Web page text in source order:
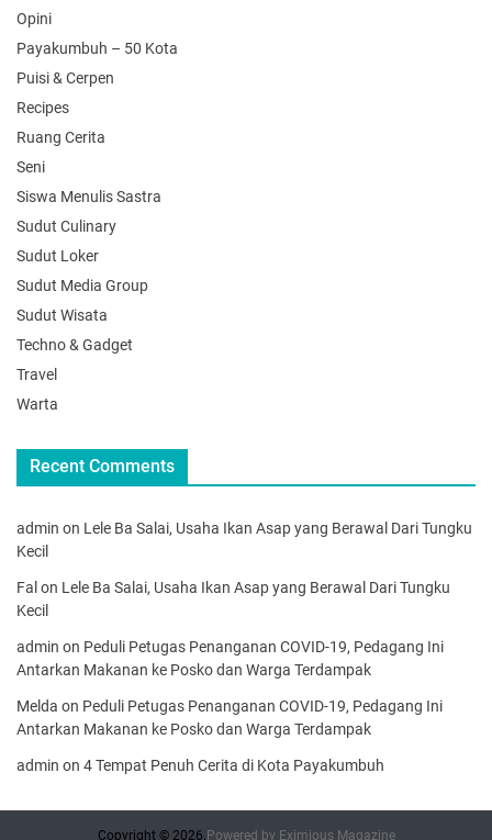
Opini
Payakumbuh – 50 Kota
Puisi & Cerpen
Recipes
Ruang Cerita
Seni
Siswa Menulis Sastra
Sudut Culinary
Sudut Loker
Sudut Media Group
Sudut Wisata
Techno & Gadget
Travel
Warta
Recent Comments
admin on Lele Ba Salai, Usaha Ikan Asap yang Berawal Dari Tungku
Kecil
Fal on Lele Ba Salai, Usaha Ikan Asap yang Berawal Dari Tungku
Kecil
admin on Peduli Petugas Penanganan COVID-19, Pedagang Ini
Antarkan Makanan ke Posko dan Warga Terdampak
Melda on Peduli Petugas Penanganan COVID-19, Pedagang Ini
Antarkan Makanan ke Posko dan Warga Terdampak
admin on 4 Tempat Penuh Cerita di Kota Payakumbuh
Copyright © 2026.Powered by Eximious Magazine